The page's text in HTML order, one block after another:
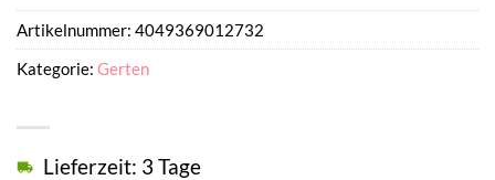
Lieferzeit: 3 Tage
Artikelnummer: 4049369012732
Kategorie: Gerten